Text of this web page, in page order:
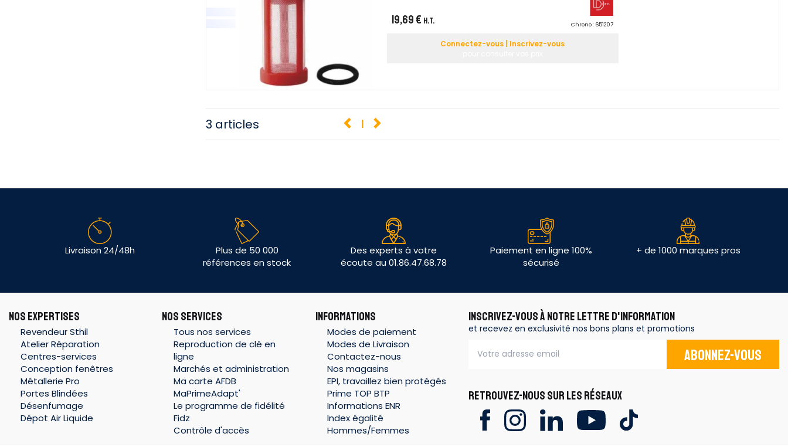
19,69 € H.T. Chrono : 651207
Connectez-vous | Inscrivez-vous
3 articles 1
Livraison 24/48h
Plus de 50 000
références en stock
Des experts à votre
écoute au 01.86.47.68.78
Paiement en ligne 100%
sécurisé
+ de 1000 marques pros
NOS EXPERTISES
Revendeur Sthil
Atelier Réparation
Centres-services
Conception fenêtres
Métallerie Pro
Portes Blindées
Désenfumage
Dépot Air Liquide
NOS SERVICES
Tous nos services
Reproduction de clé en
ligne
Marchés et administration
Ma carte AFDB
MaPrimeAdapt'
Le programme de fidélité
Fidz
Contrôle d'accès
INFORMATIONS
Modes de paiement
Modes de Livraison
Contactez-nous
Nos magasins
EPI, travaillez bien protégés
Prime TOP BTP
Informations ENR
Index égalité
Hommes/Femmes
INSCRIVEZ-VOUS À NOTRE LETTRE D'INFORMATION
et recevez en exclusivité nos bons plans et promotions
Abonnez-vous
RETROUVEZ-NOUS SUR LES RÉSEAUX